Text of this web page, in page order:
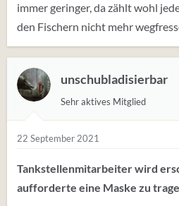
immer geringer, da zählt wohl
den Fischern nicht mehr
unschubladisierbar
Sehr aktives Mitglied
22 September 2021
Tankstellenmitarbeiter wird
aufforderte eine Maske zu